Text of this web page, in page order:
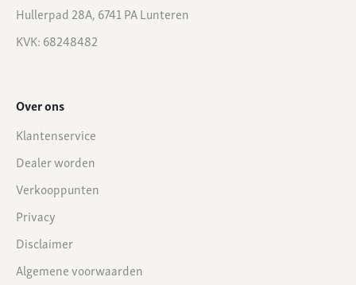
Hullerpad 28A, 6741 PA Lunteren
KVK: 68248482
Over ons
Klantenservice
Dealer worden
Verkooppunten
Privacy
Disclaimer
Algemene voorwaarden